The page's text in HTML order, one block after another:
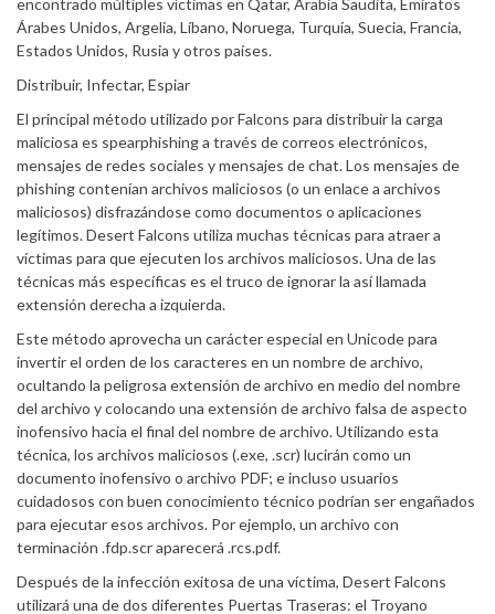
encontrado múltiples víctimas en Qatar, Arabia Saudita, Emiratos
Árabes Unidos, Argelia, Líbano, Noruega, Turquía, Suecia, Francia,
Estados Unidos, Rusia y otros países.
Distribuir, Infectar, Espiar
El principal método utilizado por Falcons para distribuir la carga
maliciosa es spearphishing a través de correos electrónicos,
mensajes de redes sociales y mensajes de chat. Los mensajes de
phishing contenían archivos maliciosos (o un enlace a archivos
maliciosos) disfrazándose como documentos o aplicaciones
legítimos. Desert Falcons utiliza muchas técnicas para atraer a
víctimas para que ejecuten los archivos maliciosos. Una de las
técnicas más específicas es el truco de ignorar la así llamada
extensión derecha a izquierda.
Este método aprovecha un carácter especial en Unicode para
invertir el orden de los caracteres en un nombre de archivo,
ocultando la peligrosa extensión de archivo en medio del nombre
del archivo y colocando una extensión de archivo falsa de aspecto
inofensivo hacia el final del nombre de archivo. Utilizando esta
técnica, los archivos maliciosos (.exe, .scr) lucirán como un
documento inofensivo o archivo PDF; e incluso usuarios
cuidadosos con buen conocimiento técnico podrían ser engañados
para ejecutar esos archivos. Por ejemplo, un archivo con
terminación .fdp.scr aparecerá .rcs.pdf.
Después de la infección exitosa de una víctima, Desert Falcons
utilizará una de dos diferentes Puertas Traseras: el Troyano